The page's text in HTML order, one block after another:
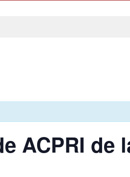
ACPRI de